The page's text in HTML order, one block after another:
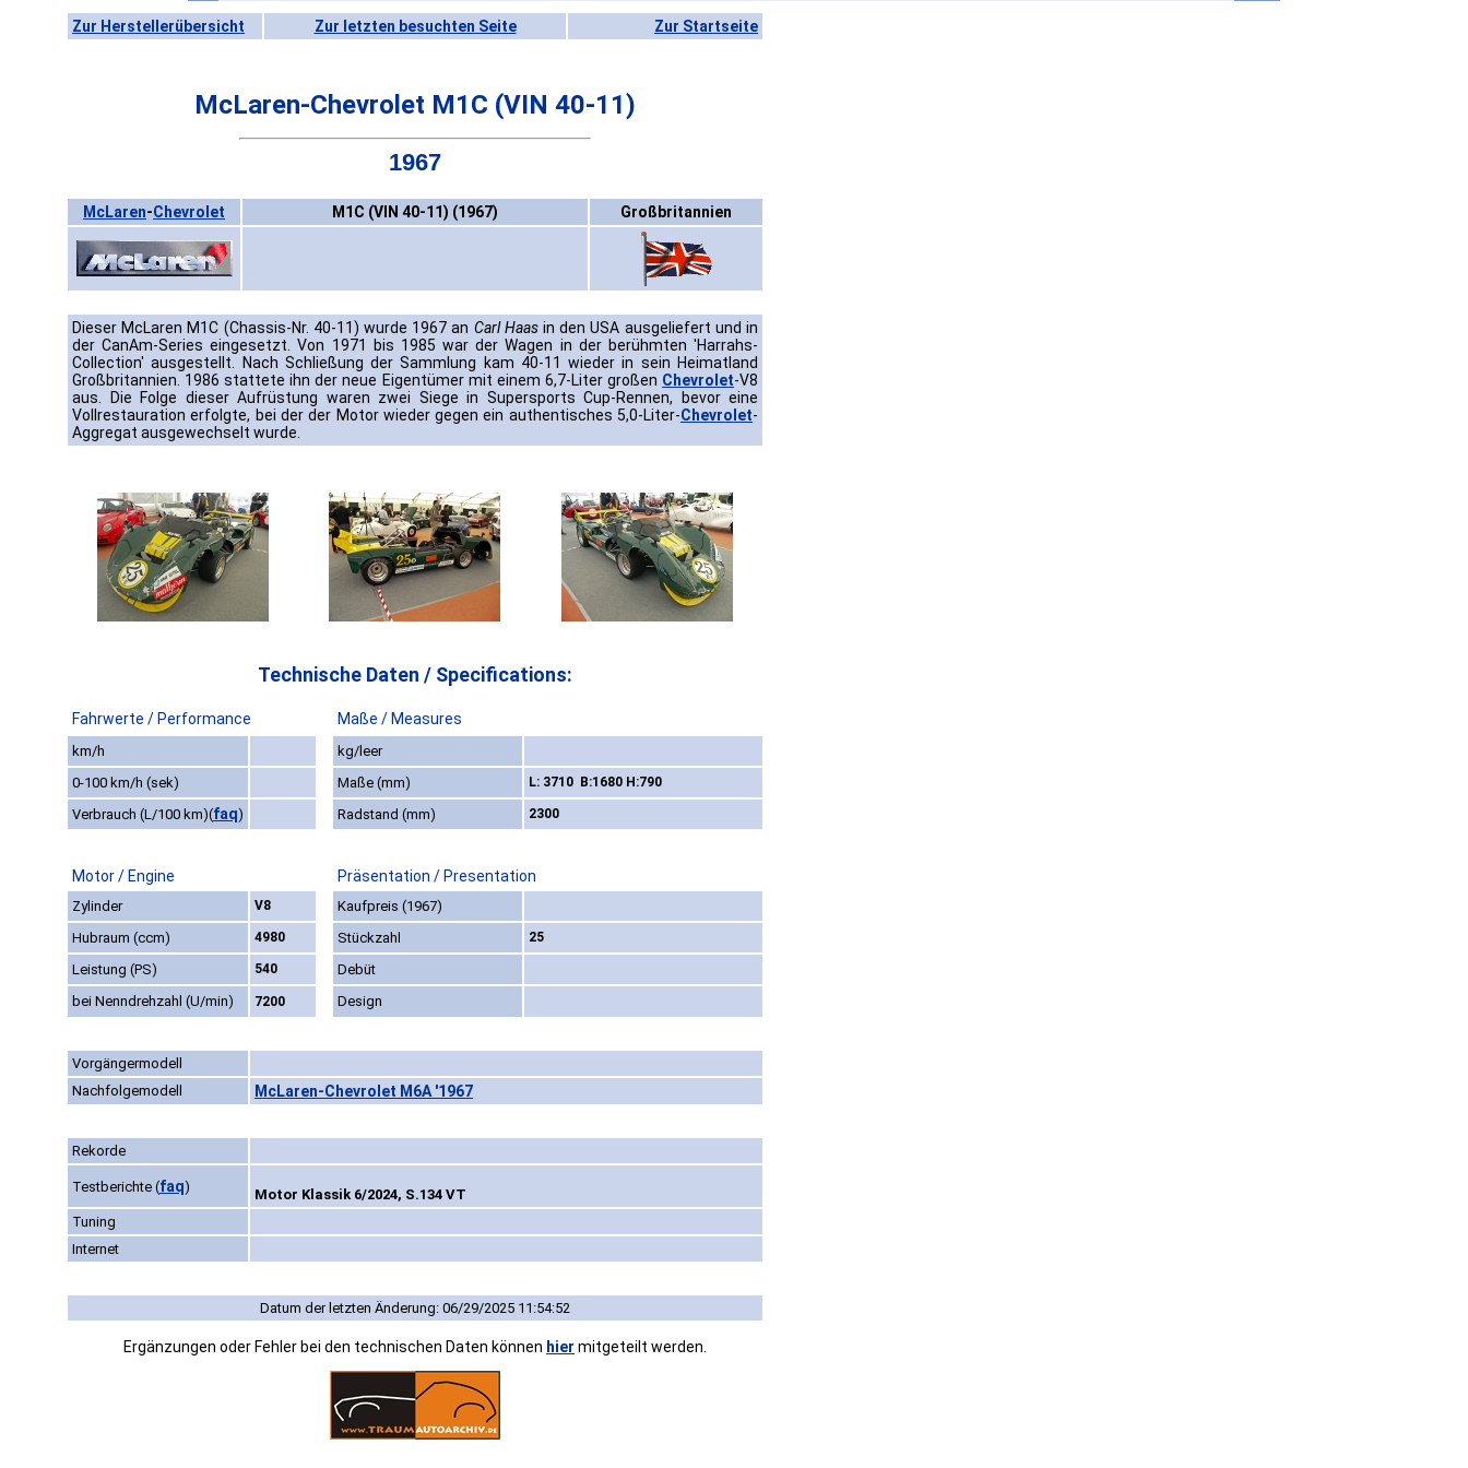
Zur Herstellerübersicht Zur letzten besuchten Seite Zur Startseite
McLaren-Chevrolet M1C (VIN 40-11)
1967
McLaren-Chevrolet M1C (VIN 40-11) (1967) Großbritannien
Dieser McLaren M1C (Chassis-Nr. 40-11) wurde 1967 an Carl Haasin den USA ausgeliefert und in
der CanAm-Series eingesetzt. Von 1971 bis 1985 war der Wagen in der berühmten 'Harrahs-
Collection' ausgestellt. Nach Schließung der Sammlung kam 40-11 wieder in sein Heimatland
Großbritannien. 1986 stattete ihn der neue Eigentümer mit einem 6,7-Liter großen Chevrolet-V8
aus. Die Folge dieser Aufrüstung waren zwei Siege in Supersports Cup-Rennen, bevor eine
Vollrestauration erfolgte, bei der der Motor wieder gegen ein authentisches 5,0-Liter-Chevrolet-
Aggregat ausgewechselt wurde.
Technische Daten / Specifications:
Fahrwerte / Performance Maße / Measures
km/h
kg/leer
0-100 km/h (sek)
Maße (mm) L: 3710 B:1680 H:790
Verbrauch (L/100 km)(faq) Radstand (mm) 2300
Motor / Engine Präsentation / Presentation
Zylinder V8
Kaufpreis (1967)
Hubraum (ccm)
4980 Stückzahl 25
Leistung (PS) 540
Debüt
bei Nenndrehzahl (U/min)
7200 Design
Vorgängermodell
Nachfolgemodell
McLaren-Chevrolet M6A '1967
Rekorde
Testberichte (faq)
Motor Klassik 6/2024, S.134 VT
Tuning
Internet
Datum der letzten Änderung: 06/29/2025 11:54:52
Ergänzungen oder Fehler bei den technischen Daten können hier mitgeteilt werden.